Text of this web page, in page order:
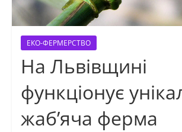
ЕКО-ФЕРМЕРСТВО
На Львівщині
функціонує
жаб’яча ферма